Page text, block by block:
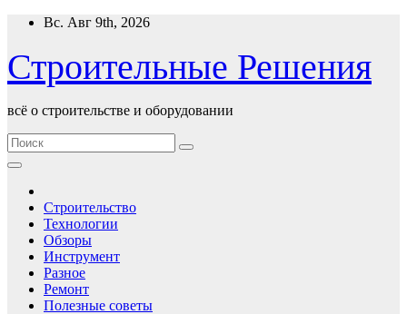
Перейти
содержимому
Вс. Авг 9th, 2026
Строительные Решения
всё о строительстве и оборудовании
Строительство
Технологии
Обзоры
Инструмент
Разное
Ремонт
Полезные советы